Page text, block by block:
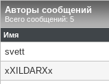
Авторы сообщений
Всего сообщений: 5
Имя
svett
xXILDARXx